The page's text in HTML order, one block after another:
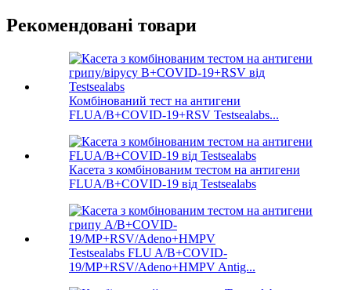
Рекомендовані товари
Комбінований тест на антигени
FLUA/B+COVID-19+RSV Testsealabs...
Касета з комбінованим тестом на антигени
FLUA/B+COVID-19 від Testsealabs
Testsealabs FLU A/B+COVID-
19/MP+RSV/Adeno+HMPV Antig...